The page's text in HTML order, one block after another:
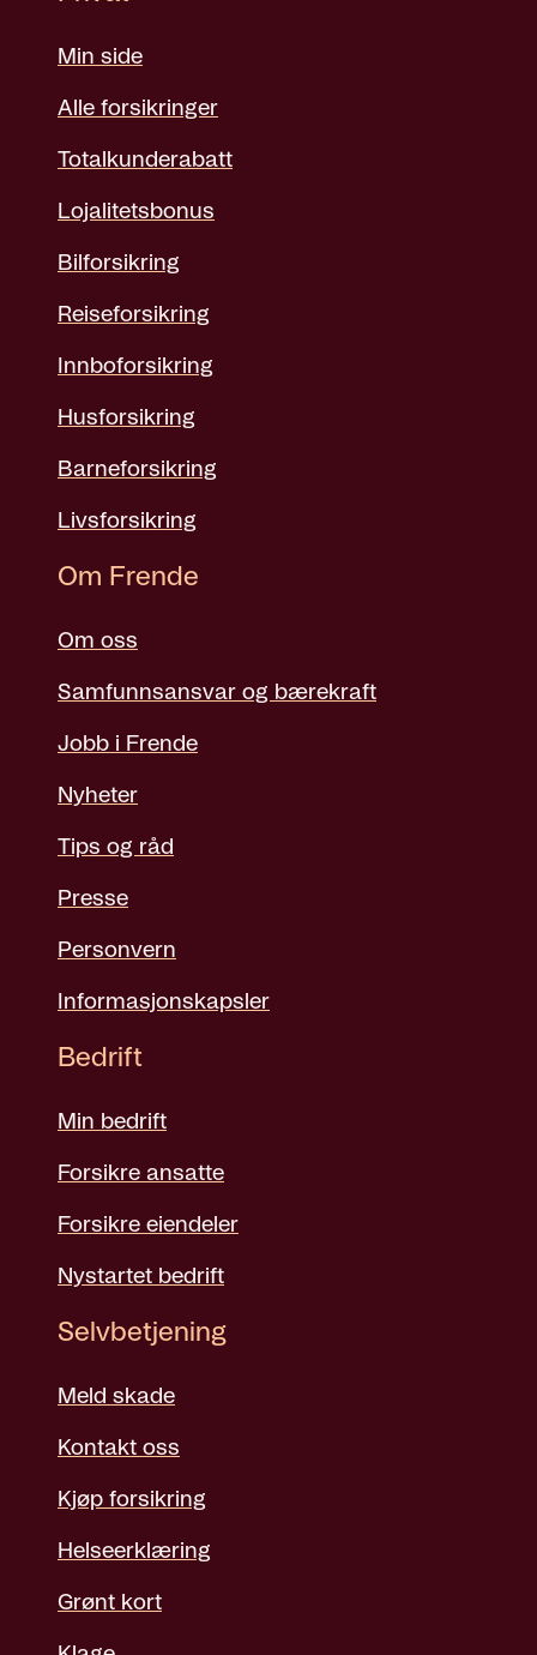
Min side
Alle forsikringer
Totalkunderabatt
Lojalitetsbonus
Bilforsikring
Reiseforsikring
Innboforsikring
Husforsikring
Barneforsikring
Livsforsikring
Om Frende
Om oss
Samfunnsansvar og bærekraft
Jobb i Frende
Nyheter
Tips og råd
Presse
Personvern
Informasjonskapsler
Bedrift
Min bedrift
Forsikre ansatte
Forsikre eiendeler
Nystartet bedrift
Selvbetjening
Meld skade
Kontakt oss
Kjøp forsikring
Helseerklæring
Grønt kort